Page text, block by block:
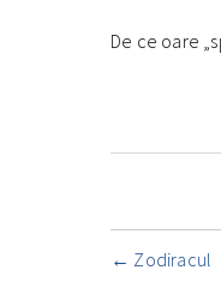
De ce oare
← Zodiracul